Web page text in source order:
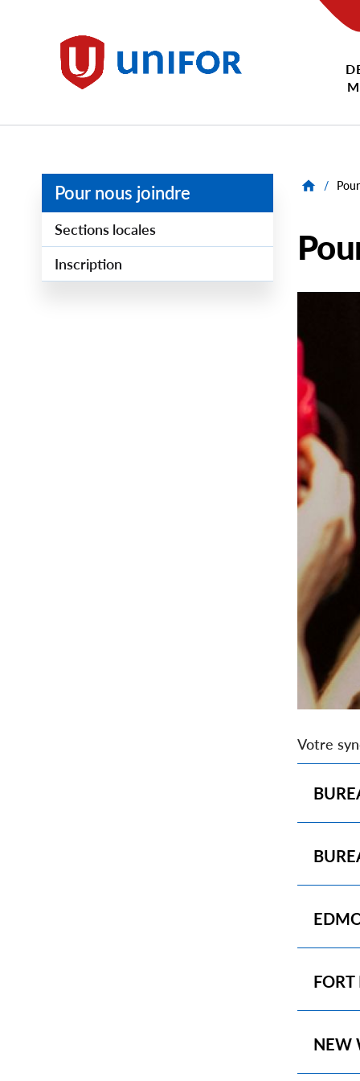
Unifor
Pour nous joindre
Sections locales
Inscription
/
Votre
Show
Show
Show
Show
Show
NEW